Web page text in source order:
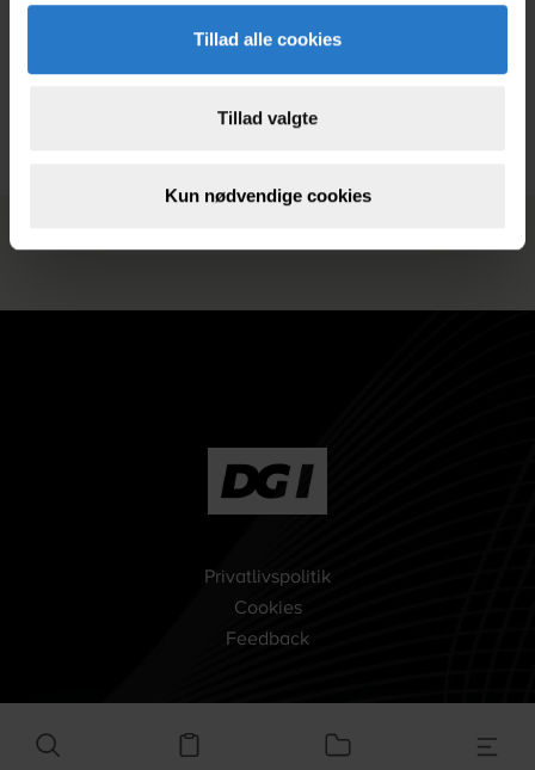
Tillad alle cookies
Tillad valgte
Kun nødvendige cookies
Privatlivspolitik
Cookies
Feedback